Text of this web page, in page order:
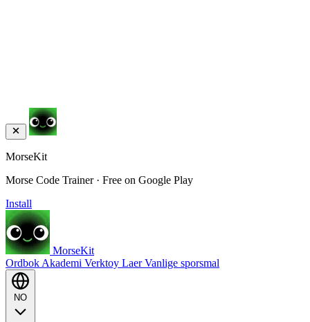
MorseKit
Morse Code Trainer · Free on Google Play
Install
MorseKit
Ordbok Akademi Verktoy LaerVanlige sporsmal